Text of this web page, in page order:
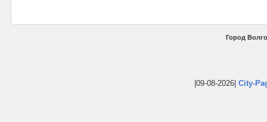
Город
|09-08-2026| City-